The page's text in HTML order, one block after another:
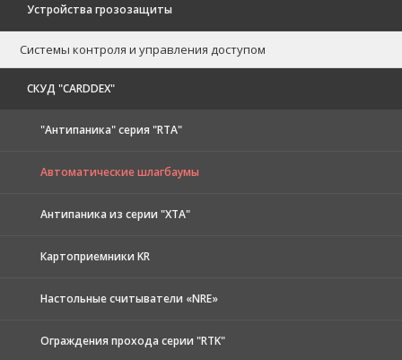
Устройства грозозащиты
Системы контроля и управления доступом
CКУД "CARDDEX"
"Антипаника" серия "RTA"
Автоматические шлагбаумы
Антипаника из серии "XTA"
Картоприемники KR
Настольные считыватели «NRE»
Ограждения прохода серии "RTK"